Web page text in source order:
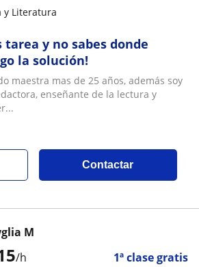
y Literatura
tarea y no sabes donde
la solución!
maestra mas de 25 años, además soy
enseñante de la lectura y
Contactar
/h 1ª clase gratis
M